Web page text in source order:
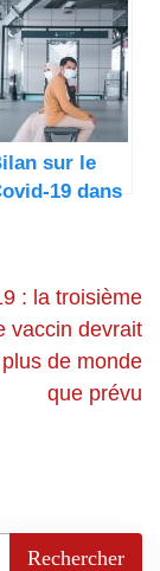
sur le
19 dans
: la troisième
vaccin devrait
de monde
que prévu